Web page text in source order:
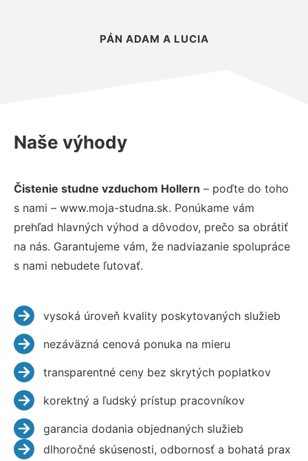
PÁN ADAM A LUCIA
Naše výhody
Čistenie studne vzduchom Hollern – poďte do toho
s nami – www.moja-studna.sk. Ponúkame vám
prehľad hlavných výhod a dôvodov, prečo sa obrátiť
na nás. Garantujeme vám, že nadviazanie spolupráce
s nami nebudete ľutovať.
vysoká úroveň kvality poskytovaných služieb
nezáväzná cenová ponuka na mieru
transparentné ceny bez skrytých poplatkov
korektný a ľudský prístup pracovníkov
garancia dodania objednaných služieb
dlhoročné skúsenosti, odbornosť a bohatá prax